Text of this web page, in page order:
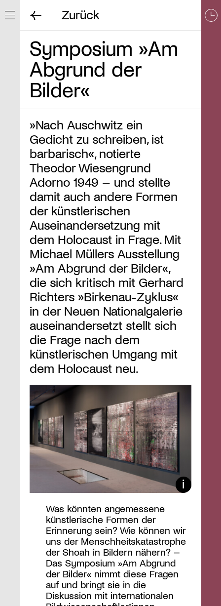
Navigation ein/ausblenden
Zurück
Symposium »Am
Abgrund der
Bilder«
»Nach Auschwitz ein
Gedicht zu schreiben, ist
barbarisch«, notierte
Theodor Wiesengrund
Adorno 1949 – und stellte
damit auch andere Formen
der künstlerischen
Auseinandersetzung mit
dem Holocaust in Frage. Mit
Michael Müllers Ausstellung
»Am Abgrund der Bilder«,
die sich kritisch mit Gerhard
Richters »Birkenau-Zyklus«
in der Neuen Nationalgalerie
auseinandersetzt stellt sich
die Frage nach dem
künstlerischen Umgang mit
dem Holocaust neu.
Was könnten angemessene
künstlerische Formen der
Erinnerung sein? Wie können wir
uns der Menschheitskatastrophe
der Shoah in Bildern nähern? –
Das Symposium »Am Abgrund
der Bilder« nimmt diese Fragen
auf und bringt sie in die
Diskussion mit internationalen